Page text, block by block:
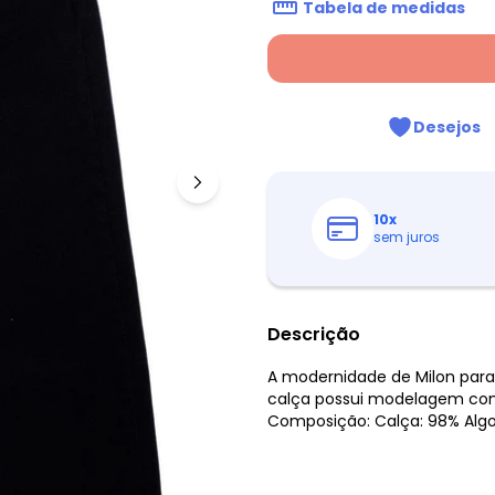
Tabela de medidas
Desejos
10x
sem juros
Descrição
A modernidade de Milon
calça possui modelagem
Composição: Calça: 98%